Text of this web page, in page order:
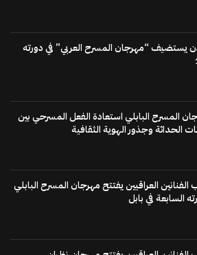
يستضيف “مهرجان المسرح العربي” في دورته
المسرح البابلي استعادة الفعل المسرحي بين
الحداثة وجذور الهوية الثقافية
الفنانين العراقيين يفتتح مهرجان المسرح البابلي
السابعة في بابل